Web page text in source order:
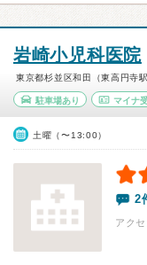
岩崎小児科医院
東京都杉並区和田（東高円寺
駐車場あり マイナ
土曜（〜13:00）
2
アク